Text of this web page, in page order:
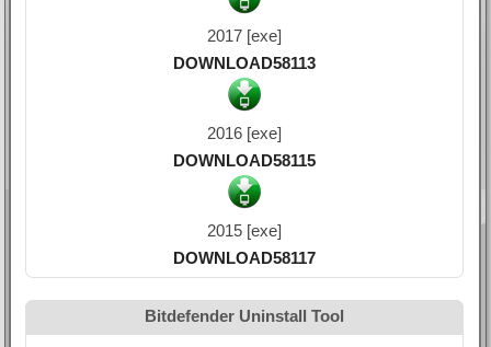
2017 [exe]
DOWNLOAD58113
2016 [exe]
DOWNLOAD58115
2015 [exe]
DOWNLOAD58117
Bitdefender Uninstall Tool